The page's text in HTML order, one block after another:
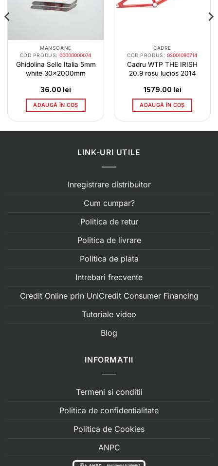
MANSOANE
COD PRODUS:00000000074
Ghidolina Selle Italia 5mm
white 30x2000mm
36.00 lei
ADAUGĂ ÎN COȘ
CADRE
COD PRODUS: 02001090714
Cadru WTP THE IRISH
20.9 rosu lucios 2014
1579.00 lei
ADAUGĂ ÎN COȘ
LINK-URI UTILE
Inregistrare distribuitor
Cum cumpar?
Politica de retur
Politica de livrare
Politica de plata
Intrebari frecvente
Credit Online prin UniCredit Consumer Financing
Tutoriale video
Blog
INFORMATII
Termeni si conditii
Politica de confidentialitate
Politica de Cookies
ANPC